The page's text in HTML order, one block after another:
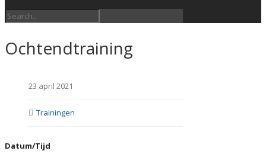
Ochtendtraining
23 april 2021
Trainingen
Datum/Tijd